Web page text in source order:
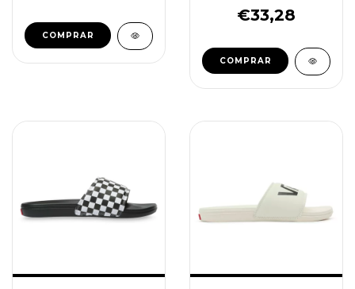
COMPRAR
€33,28
COMPRAR